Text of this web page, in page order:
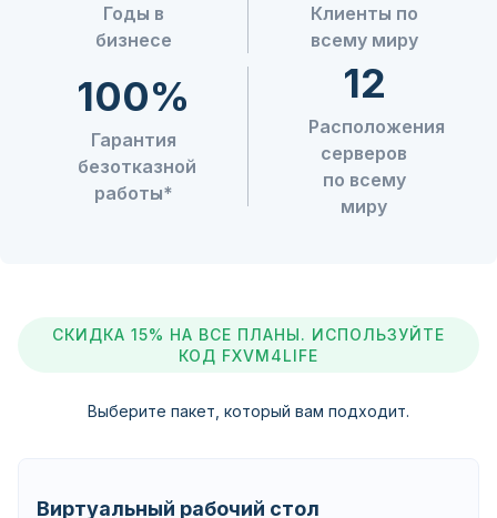
Годы в
бизнесе
Клиенты по
всему миру
100%
Гарантия
безотказной
работы*
12
Расположения
серверов
по всему
миру
СКИДКА 15% НА ВСЕ ПЛАНЫ. ИСПОЛЬЗУЙТЕ
КОД FXVM4LIFE
Выберите пакет, который вам подходит.
Виртуальный рабочий стол